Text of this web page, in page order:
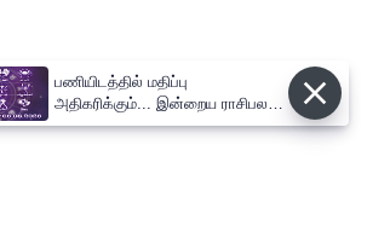
பணியிடத்தில் மதிப்பு
அதிகரிக்கும்... இன்றைய ராசிபலன்
06.08.2026